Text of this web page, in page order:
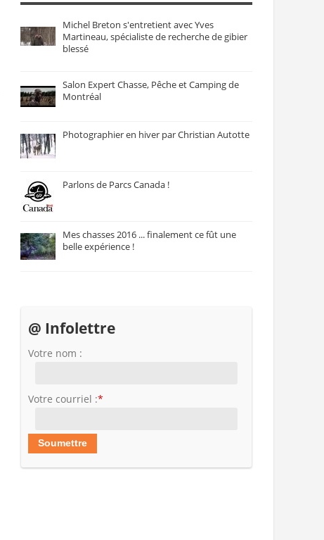
Michel Breton s'entretient avec Yves
Martineau, spécialiste de recherche de gibier
blessé
Salon Expert Chasse, Pêche et Camping de
Montréal
Photographier en hiver par Christian Autotte
Parlons de Parcs Canada !
Mes chasses 2016 ... finalement ce fût une
belle expérience !
@ Infolettre
Votre nom :
Votre courriel :*